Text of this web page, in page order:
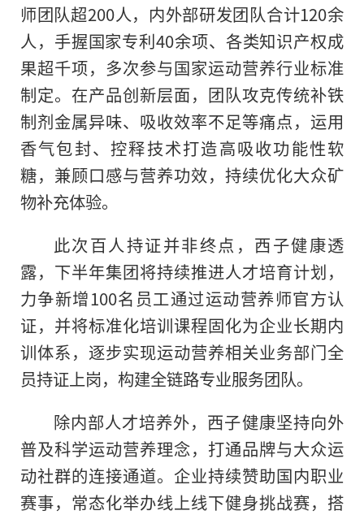
师团队超200人，内外部研发团队合计120余
人，手握国家专利40余项、各类知识产权成
果超千项，多次参与国家运动营养行业标准
制定。在产品创新层面，团队攻克传统补铁
制剂金属异味、吸收效率不足等痛点，运用
香气包封、控释技术打造高吸收功能性软
糖，兼顾口感与营养功效，持续优化大众矿
物补充体验。
此次百人持证并非终点，西子健康透
露，下半年集团将持续推进人才培育计划，
力争新增100名员工通过运动营养师官方认
证，并将标准化培训课程固化为企业长期内
训体系，逐步实现运动营养相关业务部门全
员持证上岗，构建全链路专业服务团队。
除内部人才培养外，西子健康坚持向外
普及科学运动营养理念，打通品牌与大众运
动社群的连接通道。企业持续赞助国内职业
赛事，常态化举办线上线下健身挑战赛，搭